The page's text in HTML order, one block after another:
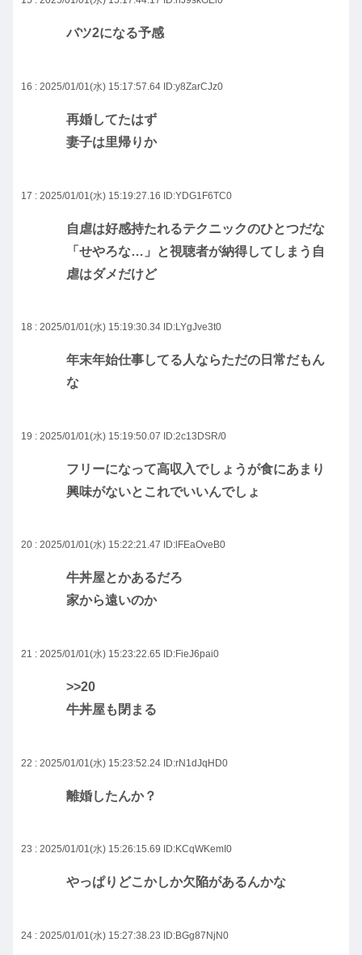
バツ2になる予感
16 : 2025/01/01(水) 15:17:57.64 ID:y8ZarCJz0
再婚してたはず
妻子は里帰りか
17 : 2025/01/01(水) 15:19:27.16 ID:YDG1F6TC0
自虐は好感持たれるテクニックのひとつだな
「せやろな…」と視聴者が納得してしまう自
虐はダメだけど
18 : 2025/01/01(水) 15:19:30.34 ID:LYgJve3t0
年末年始仕事してる人ならただの日常だもん
な
19 : 2025/01/01(水) 15:19:50.07 ID:2c13DSR/0
フリーになって高収入でしょうが食にあまり
興味がないとこれでいいんでしょ
20 : 2025/01/01(水) 15:22:21.47 ID:lFEaOveB0
牛丼屋とかあるだろ
家から遠いのか
21 : 2025/01/01(水) 15:23:22.65 ID:FieJ6pai0
>>20
牛丼屋も閉まる
22 : 2025/01/01(水) 15:23:52.24 ID:rN1dJqHD0
離婚したんか？
23 : 2025/01/01(水) 15:26:15.69 ID:KCqWKemI0
やっぱりどこかしか欠陥があるんかな
24 : 2025/01/01(水) 15:27:38.23 ID:BGg87NjN0